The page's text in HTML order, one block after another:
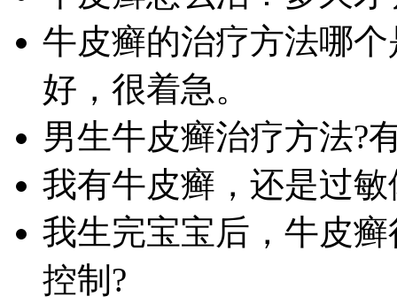
牛皮癣的治疗方法哪
好，很着急。
男生牛皮癣治疗方法?
我有牛皮癣，还是过
我生完宝宝后，牛皮
控制?